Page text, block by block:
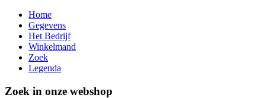
Home
Gegevens
Het Bedrijf
Winkelmand
Zoek
Legenda
Zoek in onze webshop